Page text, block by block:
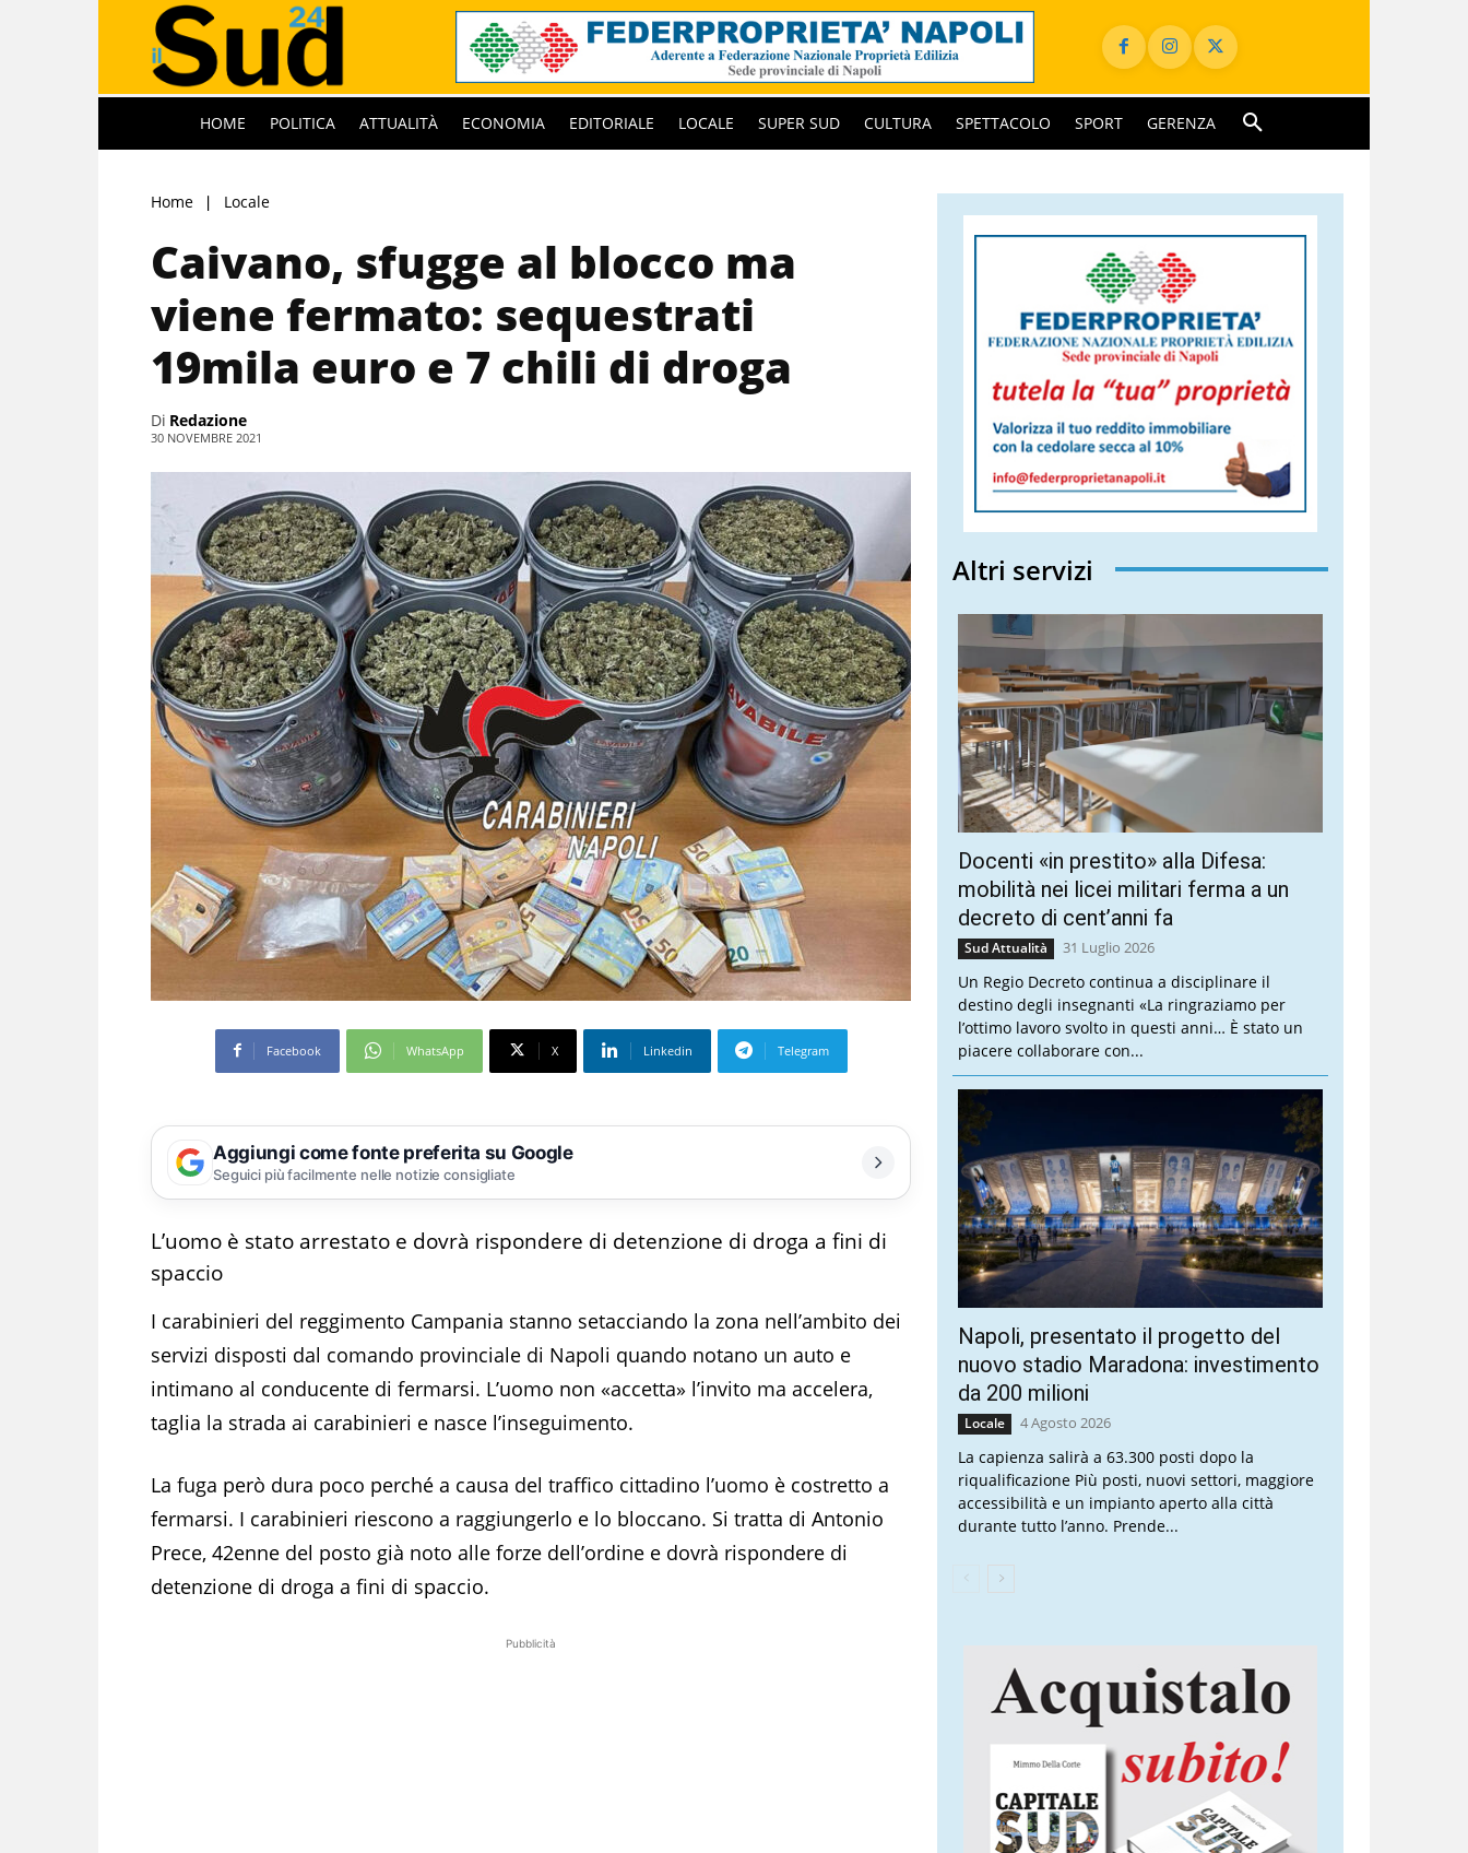
HOME POLITICA ATTUALITÀ ECONOMIA EDITORIALE LOCALE SUPER SUD CULTURA SPETTACOLO SPORT GERENZA
Home Locale
Caivano, sfugge al blocco ma
viene fermato: sequestrati
19mila euro e 7 chili di droga
Di Redazione
30 NOVEMBRE 2021
Facebook WhatsApp X Linkedin Telegram
Aggiungi come fonte preferita su Google
Seguici più facilmente nelle notizie consigliate
L’uomo è stato arrestato e dovrà rispondere di detenzione di droga a fini di
spaccio
I carabinieri del reggimento Campania stanno setacciando la zona nell’ambito dei
servizi disposti dal comando provinciale di Napoli quando notano un auto e
intimano al conducente di fermarsi. L’uomo non «accetta» l’invito ma accelera,
taglia la strada ai carabinieri e nasce l’inseguimento.
La fuga però dura poco perché a causa del traffico cittadino l’uomo è costretto a
fermarsi. I carabinieri riescono a raggiungerlo e lo bloccano. Si tratta di Antonio
Prece, 42enne del posto già noto alle forze dell’ordine e dovrà rispondere di
detenzione di droga a fini di spaccio.
Pubblicità
Altri servizi
Docenti «in prestito» alla Difesa:
mobilità nei licei militari ferma a un
decreto di cent’anni fa
Sud Attualità 31 Luglio 2026
Un Regio Decreto continua a disciplinare il
destino degli insegnanti «La ringraziamo per
l’ottimo lavoro svolto in questi anni… È stato un
piacere collaborare con...
Napoli, presentato il progetto del
nuovo stadio Maradona: investimento
da 200 milioni
Locale 4 Agosto 2026
La capienza salirà a 63.300 posti dopo la
riqualificazione Più posti, nuovi settori, maggiore
accessibilità e un impianto aperto alla città
durante tutto l’anno. Prende...